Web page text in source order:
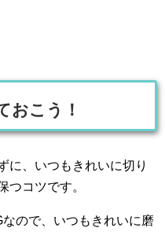
おこう！
に、いつもきれいに切り
つコツです。
ので、いつもきれいに磨